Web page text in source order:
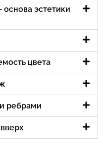
эстетики
цвета
ребрами